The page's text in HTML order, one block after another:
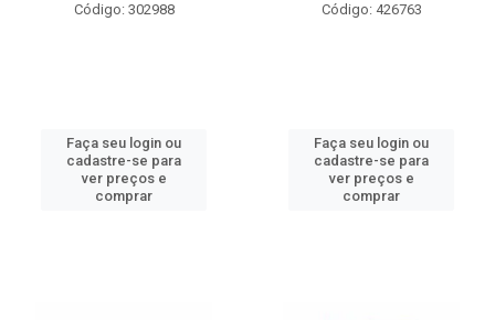
Código: 302988
Faça seu login ou
cadastre-se para
ver preços e
comprar
Código: 426763
Faça seu login ou
cadastre-se para
ver preços e
comprar